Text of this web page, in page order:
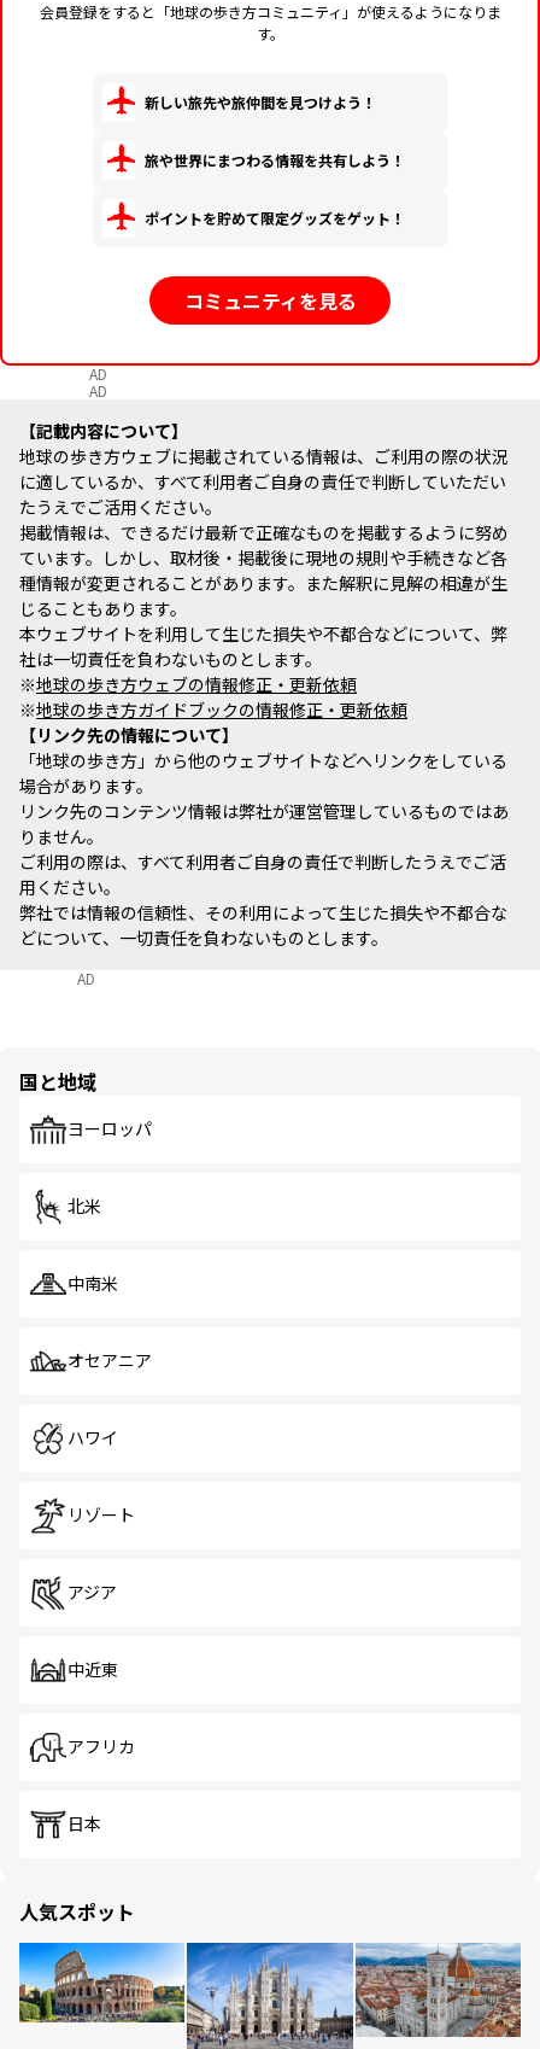
会員登録をすると「地球の歩き方コミュニティ」が使えるようになりま
す。
新しい旅先や旅仲間を見つけよう！
旅や世界にまつわる情報を共有しよう！
ポイントを貯めて限定グッズをゲット！
コミュニティを見る
AD
AD
記載内容について
地球の歩き方ウェブに掲載されている情報は、ご利用の際の状況
に適しているか、すべて利用者ご自身の責任で判断していただい
たうえでご活用ください。
掲載情報は、できるだけ最新で正確なものを掲載するように努め
ています。しかし、取材後・掲載後に現地の規則や手続きなど各
種情報が変更されることがあります。また解釈に見解の相違が生
じることもあります。
本ウェブサイトを利用して生じた損失や不都合などについて、弊
社は一切責任を負わないものとします。
※地球の歩き方ウェブの情報修正・更新依頼
※地球の歩き方ガイドブックの情報修正・更新依頼
リンク先の情報について
「地球の歩き方」から他のウェブサイトなどへリンクをしている
場合があります。
リンク先のコンテンツ情報は弊社が運営管理しているものではあ
りません。
ご利用の際は、すべて利用者ご自身の責任で判断したうえでご活
用ください。
弊社では情報の信頼性、その利用によって生じた損失や不都合な
どについて、一切責任を負わないものとします。
AD
国と地域
ヨーロッパ
北米
中南米
オセアニア
ハワイ
リゾート
アジア
中近東
アフリカ
日本
人気スポット